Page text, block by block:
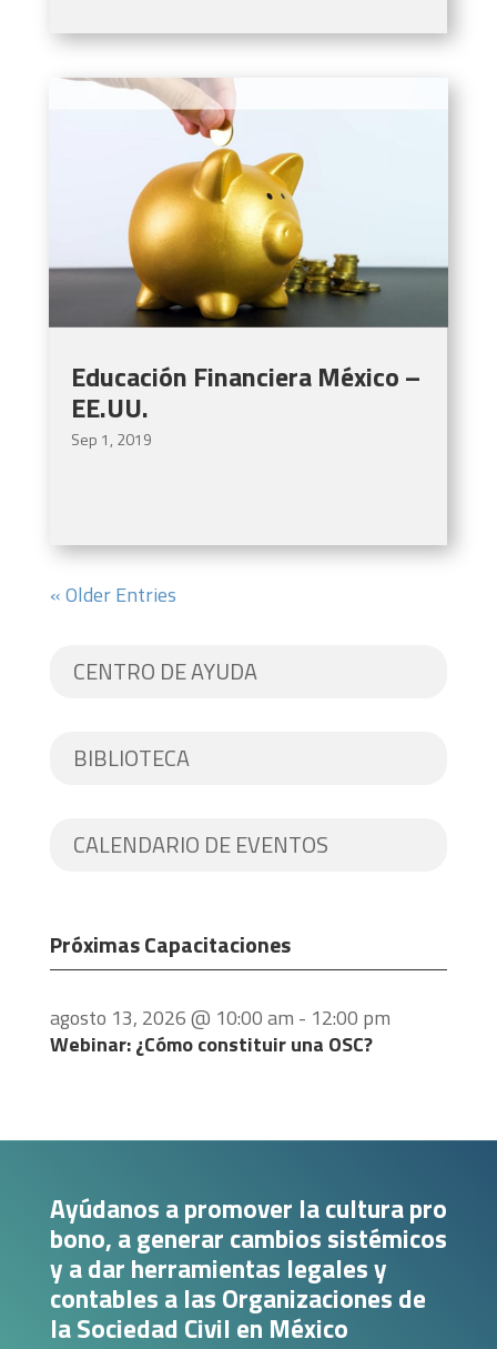
Educación Financiera México –
EE.UU.
Sep 1, 2019
« Older Entries
CENTRO DE AYUDA
BIBLIOTECA
CALENDARIO DE EVENTOS
Próximas Capacitaciones
agosto 13, 2026 @ 10:00 am - 12:00 pm
Webinar: ¿Cómo constituir una OSC?
Ayúdanos a promover la cultura pro
bono, a generar cambios sistémicos
y a dar herramientas legales y
contables a las Organizaciones de
la Sociedad Civil en México